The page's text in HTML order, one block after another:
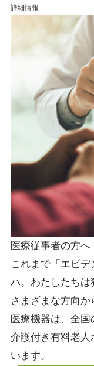
詳細情報
医療従事者の方へ
これまで「エビデ
ハ。わたしたちは
さまざまな方向
医療機器は、全
介護付き有料老人
います。